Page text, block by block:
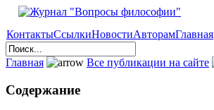
КонтактыСсылкиНовостиАвторамГлавная
Главная Все публикации на сайте
Содержание